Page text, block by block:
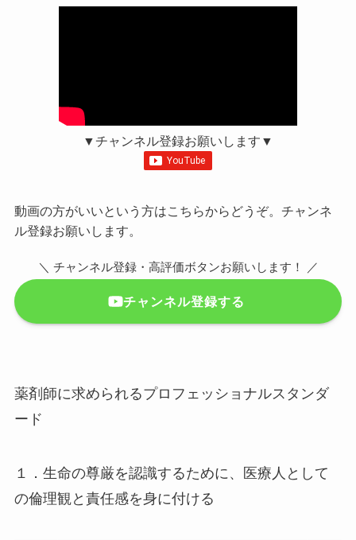
▼チャンネル登録お願いします▼
動画の方がいいという方はこちらからどうぞ。チャンネ
ル登録お願いします。
＼ チャンネル登録・高評価ボタンお願いします！ ／
チャンネル登録する
薬剤師に求められるプロフェッショナルスタンダ
ード
１．生命の尊厳を認識するために、医療人として
の倫理観と責任感を身に付ける